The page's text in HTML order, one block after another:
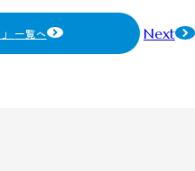
一覧へ Next